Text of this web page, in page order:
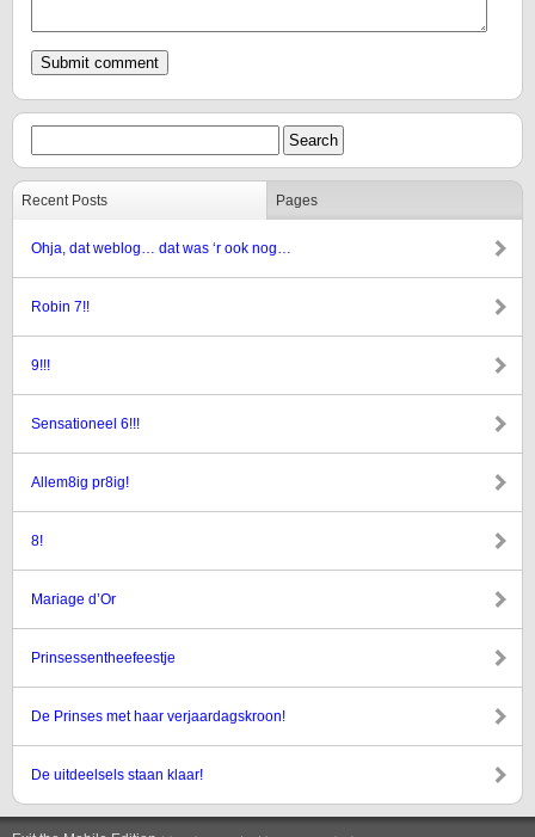
Recent Posts Pages
Ohja, dat weblog… dat was ‘r ook nog…
Robin 7!!
9!!!
Sensationeel 6!!!
Allem8ig pr8ig!
8!
Mariage d’Or
Prinsessentheefeestje
De Prinses met haar verjaardagskroon!
De uitdeelsels staan klaar!